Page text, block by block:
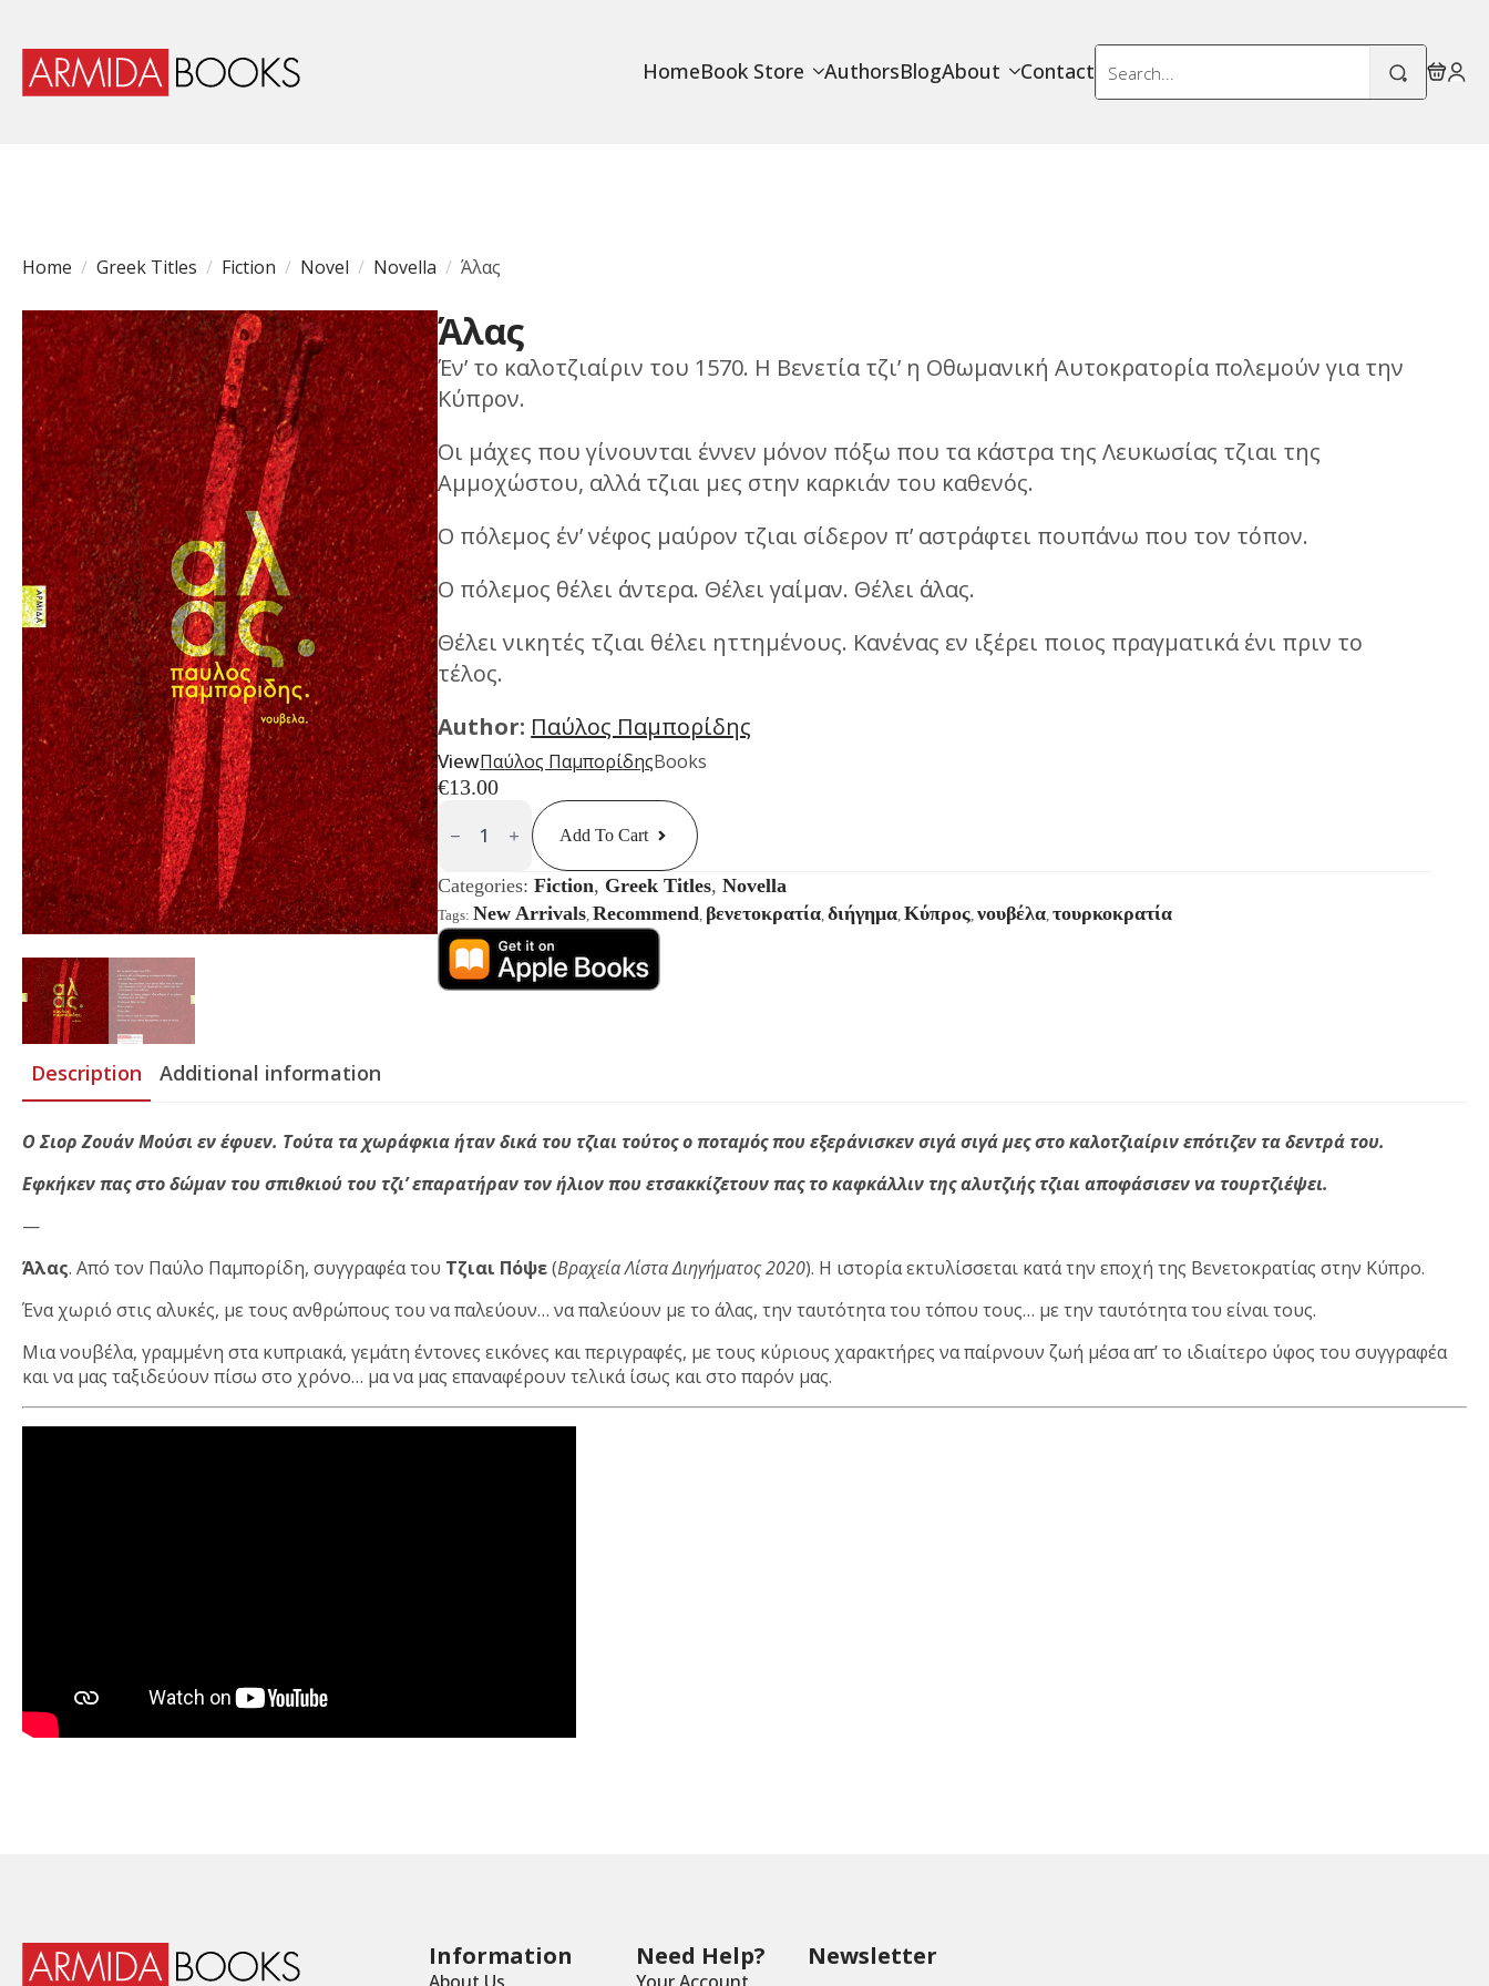
HomeBook Store AuthorsBlogAbout Contact
Search
for:
Home Greek Titles Fiction Novel Novella Άλας
Άλας
Έν’ το καλοτζιαίριν του 1570. Η Βενετία τζι’ η Οθωμανική Αυτοκρατορία πολεμούν για την
Κύπρον.
Οι μάχες που γίνουνται έννεν μόνον πόξω που τα κάστρα της Λευκωσίας τζιαι της
Αμμοχώστου, αλλά τζιαι μες στην καρκιάν του καθενός.
Ο πόλεμος έν’ νέφος μαύρον τζιαι σίδερον π’ αστράφτει πουπάνω που τον τόπον.
Ο πόλεμος θέλει άντερα. Θέλει γαίμαν. Θέλει άλας.
Θέλει νικητές τζιαι θέλει ηττημένους. Κανένας εν ιξέρει ποιος πραγματικά ένι πριν το
τέλος.
Author: Παύλος Παμπορίδης
ViewΠαύλος ΠαμπορίδηςBooks
€13.00
Άλας
Quantity Add To Cart
Categories:Fiction, Greek Titles,Novella
Tags:New Arrivals,Recommend, βενετοκρατία,διήγημα,Κύπρος,νουβέλα,τουρκοκρατία
Description Additional information
Ο Σιορ Ζουάν Μούσι εν έφυεν. Τούτα τα χωράφκια ήταν δικά του τζιαι τούτος ο ποταμός που εξεράνισκεν σιγά σιγά μες στο καλοτζιαίριν επότιζεν τα δεντρά του.
Εφκήκεν πας στο δώμαν του σπιθκιού του τζι’ επαρατήραν τον ήλιον που ετσακκίζετουν πας το καφκάλλιν της αλυτζιής τζιαι αποφάσισεν να τουρτζιέψει.
—
Άλας. Από τον Παύλο Παμπορίδη, συγγραφέα του Τζιαι Πόψε(Βραχεία Λίστα Διηγήματος 2020). H ιστορία εκτυλίσσεται κατά την εποχή της Βενετοκρατίας στην Κύπρο.
Ένα χωριό στις αλυκές, με τους ανθρώπους του να παλεύουν… να παλεύουν με το άλας, την ταυτότητα του τόπου τους… με την ταυτότητα του είναι τους.
Μια νουβέλα, γραμμένη στα κυπριακά, γεμάτη έντονες εικόνες και περιγραφές, με τους κύριους χαρακτήρες να παίρνουν ζωή μέσα απ’ το ιδιαίτερο ύφος του συγγραφέα
και να μας ταξιδεύουν πίσω στο χρόνο… μα να μας επαναφέρουν τελικά ίσως και στο παρόν μας.
Information Need Help? Newsletter